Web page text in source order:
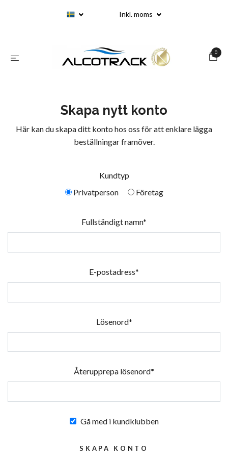
Inkl. moms
0
Skapa nytt konto
Här kan du skapa ditt konto hos oss för att enklare lägga
beställningar framöver.
Kundtyp
Privatperson
Företag
Fullständigt namn*
E-postadress*
Lösenord*
Återupprepa lösenord*
Gå med i kundklubben